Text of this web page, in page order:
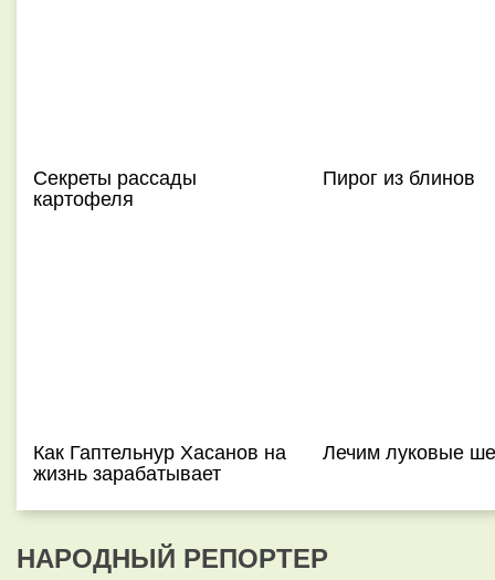
Секреты рассады
картофеля
Пирог из блинов
Как Гаптельнур Хасанов на
жизнь зарабатывает
Лечим луковые
НАРОДНЫЙ РЕПОРТЕР